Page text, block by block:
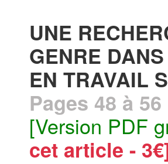
UNE
GENRE
EN TRAVAIL
Pages 48 à 56
[Version PDF
cet article -